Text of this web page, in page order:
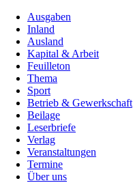
Ausgaben
Inland
Ausland
Kapital & Arbeit
Feuilleton
Thema
Sport
Betrieb & Gewerkschaft
Beilage
Leserbriefe
Verlag
Veranstaltungen
Termine
Über uns